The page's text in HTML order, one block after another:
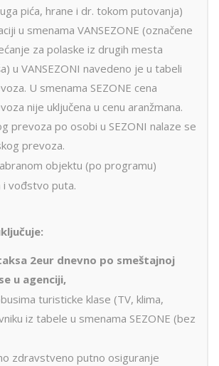
pića, hrane i dr. tokom putovanja)
u smenama VANSEZONE (označene
za polaske iz drugih mesta
u VANSEZONI navedeno je u tabeli
U smenama SEZONE cena
nije uključena u cenu aranžmana.
prevoza po osobi u SEZONI nalaze se
prevoza.
objektu (po programu)
i vođstvo puta.
2eur dnevno po smeštajnoj
u agenciji,
turisticke klase (TV, klima,
iz tabele u smenama SEZONE (bez
zdravstveno putno osiguranje